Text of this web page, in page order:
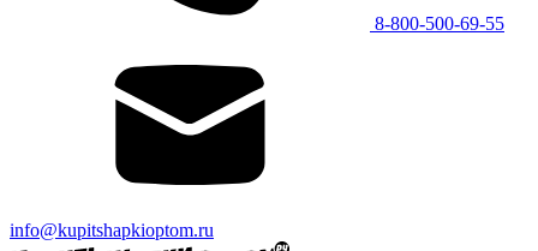
8-800-500-69-55
info@kupitshapkioptom.ru